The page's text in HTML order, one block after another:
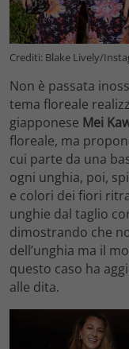
Crediti: Blake Lively/
Non è passata
tema floreale
giapponese Mei
floreale, ma
cui parte da una
ogni unghia, poi,
e colori dei fiori
unghie dal taglio
dimostrando che
dell’unghia ma il
questo caso ha
alle dita.